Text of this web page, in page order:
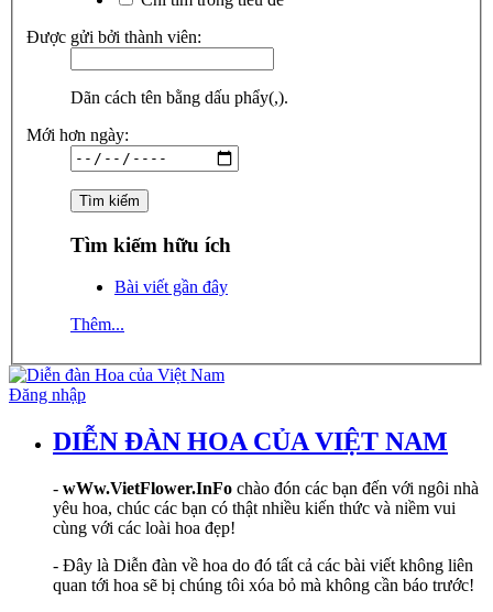
Được gửi bởi thành viên:
Dãn cách tên bằng dấu phẩy(,).
Mới hơn ngày:
Tìm kiếm hữu ích
Bài viết gần đây
Thêm...
Đăng nhập
DIỄN ĐÀN HOA CỦA VIỆT NAM
- wWw.VietFlower.InFo chào đón các bạn đến với ngôi nhà
yêu hoa, chúc các bạn có thật nhiều kiến thức và niềm vui
cùng với các loài hoa đẹp!
- Đây là Diễn đàn về hoa do đó tất cả các bài viết không liên
quan tới hoa sẽ bị chúng tôi xóa bỏ mà không cần báo trước!